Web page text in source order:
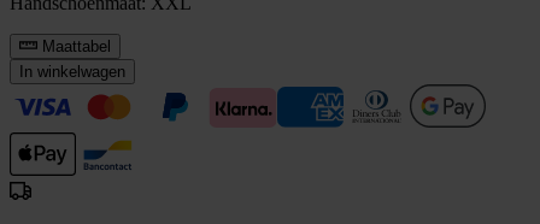
Maattabel
In winkelwagen